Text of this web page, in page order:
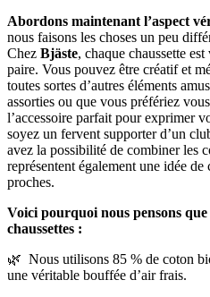
Abordons maintenant l’aspect
nous faisons les choses un peu
Chez Bjäste, chaque chaussette
paire. Vous pouvez être créatif et
toutes sortes d’autres éléments
assorties ou que vous préfériez
l’accessoire parfait pour exprimer
soyez un fervent supporter d’un
avez la possibilité de combiner les
représentent également une idée
proches.
Voici pourquoi nous pensons
chaussettes :
🌿 Nous utilisons 85 % de coton
une véritable bouffée d’air frais.